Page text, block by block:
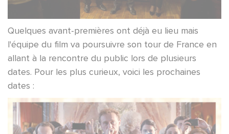
Quelques avant-premières ont déjà eu lieu mais
l'équipe du film va poursuivre son tour de France en
allant à la rencontre du public lors de plusieurs
dates. Pour les plus curieux, voici les prochaines
dates :